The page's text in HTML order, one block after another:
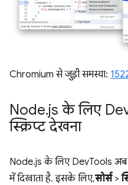
Chromium से जुड़ी समस्या:
Node.js के लिए
स्क्रिप्ट देखना
Node.js के लिए DevTools अब
में दिखाता है. इसके लिए,सोर्स>